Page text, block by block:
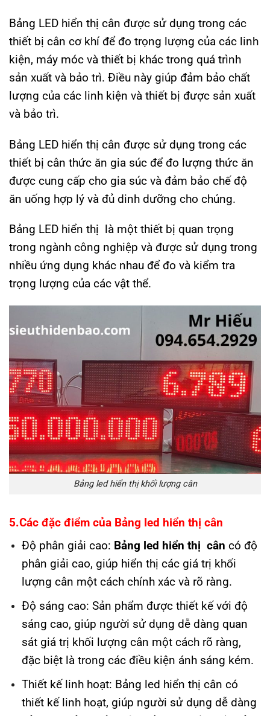
Bảng LED hiển thị cân được sử dụng trong các
thiết bị cân cơ khí để đo trọng lượng của các linh
kiện, máy móc và thiết bị khác trong quá trình
sản xuất và bảo trì. Điều này giúp đảm bảo chất
lượng của các linh kiện và thiết bị được sản xuất
và bảo trì.
Bảng LED hiển thị cân được sử dụng trong các
thiết bị cân thức ăn gia súc để đo lượng thức ăn
được cung cấp cho gia súc và đảm bảo chế độ
ăn uống hợp lý và đủ dinh dưỡng cho chúng.
Bảng LED hiển thị là một thiết bị quan trọng
trong ngành công nghiệp và được sử dụng trong
nhiều ứng dụng khác nhau để đo và kiểm tra
trọng lượng của các vật thể.
Bảng led hiển thị khối lượng cân
5.Các đặc điểm của Bảng led hiển thị cân
Độ phân giải cao: Bảng led hiển thị cân có độ
phân giải cao, giúp hiển thị các giá trị khối
lượng cân một cách chính xác và rõ ràng.
Độ sáng cao: Sản phẩm được thiết kế với độ
sáng cao, giúp người sử dụng dễ dàng quan
sát giá trị khối lượng cân một cách rõ ràng,
đặc biệt là trong các điều kiện ánh sáng kém.
Thiết kế linh hoạt: Bảng led hiển thị cân có
thiết kế linh hoạt, giúp người sử dụng dễ dàng